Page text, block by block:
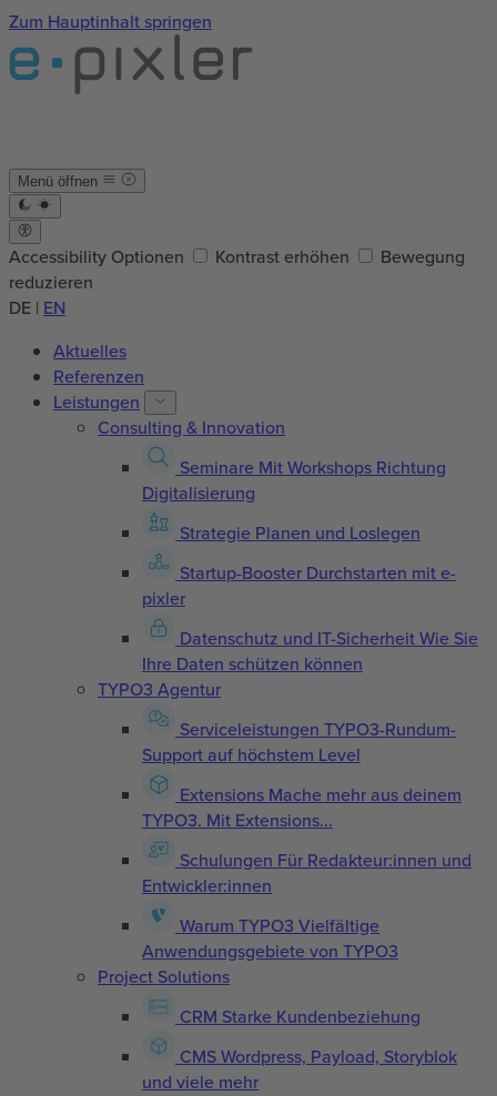
Zum Hauptinhalt springen
Menü öffnen
Accessibility Optionen Kontrast erhöhen
Bewegung
reduzieren
DE | EN
Aktuelles
Referenzen
Leistungen
Consulting & Innovation
Seminare Mit Workshops Richtung
Digitalisierung
Strategie Planen und Loslegen
Startup-Booster Durchstarten mit e-
pixler
Datenschutz und IT-SicherheitWie Sie
Ihre Daten schützen können
TYPO3 Agentur
Serviceleistungen TYPO3-Rundum-
Support auf höchstem Level
Extensions Mache mehr aus deinem
TYPO3. Mit Extensions...
Schulungen Für Redakteur:innen und
Entwickler:innen
Warum TYPO3 Vielfältige
Anwendungsgebiete von TYPO3
Project Solutions
CRM Starke Kundenbeziehung
CMSWordpress, Payload, Storyblok
und viele mehr